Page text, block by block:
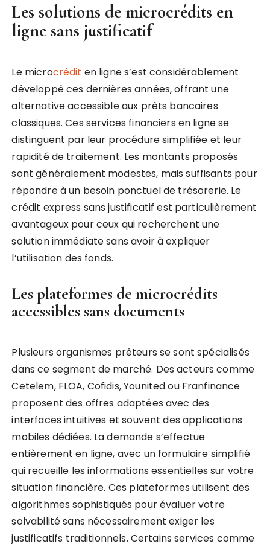
Les solutions de microcrédits en
ligne sans justificatif
Le microcrédit en ligne s’est considérablement
développé ces dernières années, offrant une
alternative accessible aux prêts bancaires
classiques. Ces services financiers en ligne se
distinguent par leur procédure simplifiée et leur
rapidité de traitement. Les montants proposés
sont généralement modestes, mais suffisants pour
répondre à un besoin ponctuel de trésorerie. Le
crédit express sans justificatif est particulièrement
avantageux pour ceux qui recherchent une
solution immédiate sans avoir à expliquer
l’utilisation des fonds.
Les plateformes de microcrédits
accessibles sans documents
Plusieurs organismes prêteurs se sont spécialisés
dans ce segment de marché. Des acteurs comme
Cetelem, FLOA, Cofidis, Younited ou Franfinance
proposent des offres adaptées avec des
interfaces intuitives et souvent des applications
mobiles dédiées. La demande s’effectue
entièrement en ligne, avec un formulaire simplifié
qui recueille les informations essentielles sur votre
situation financière. Ces plateformes utilisent des
algorithmes sophistiqués pour évaluer votre
solvabilité sans nécessairement exiger les
justificatifs traditionnels. Certains services comme